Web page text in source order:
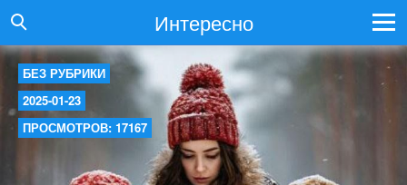
Интересно
БЕЗ РУБРИКИ
2025-01-23
ПРОСМОТРОВ: 17167